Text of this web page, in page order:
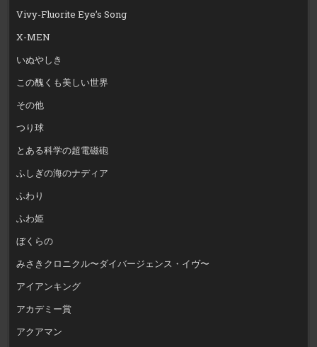
Vivy-Fluorite Eye’s Song
X-MEN
いぬやしき
この醜くも美しい世界
その他
つり球
とある科学の超電磁砲
ふしぎの海のナディア
ふわり
ふわ姫
ぼくらの
みさきクロニクル〜ダイバージェンス・イヴ〜
アイアンキング
アカデミー賞
アクアマン